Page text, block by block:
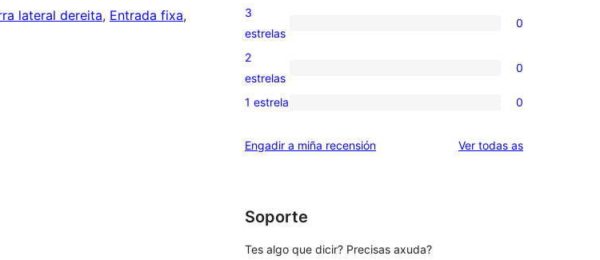
lateral dereita, Entrada fixa
valoración
de
0
valoracións
de
3
estrelas
0
0
valoracións
2
2
estrelas
0
0
de
1 estrela 0
Engadir a miña recensión Ver todas asvaloracións
Soporte
Tes algo que dicir? Precisas axuda?